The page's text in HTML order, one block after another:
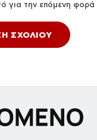
για την επόμενη